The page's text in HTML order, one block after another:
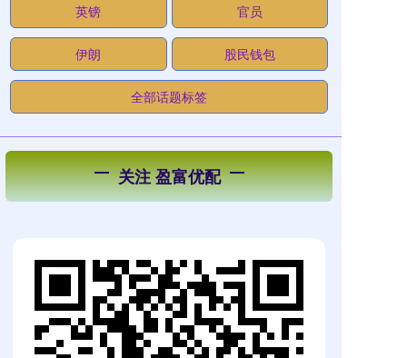
英镑 官员
伊朗 股民钱包
全部话题标签
关注 盈富优配